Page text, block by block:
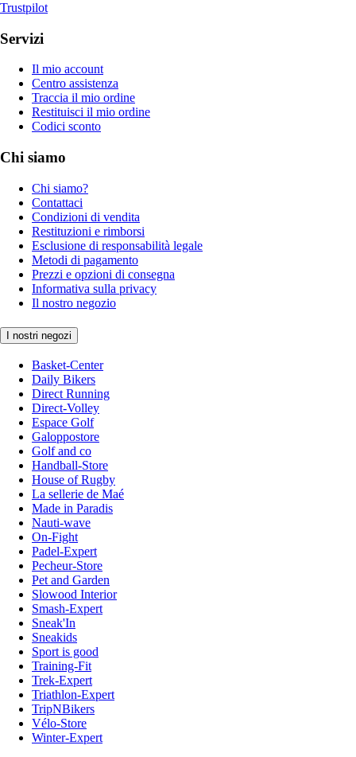
Trustpilot
Servizi
Il mio account
Centro assistenza
Traccia il mio ordine
Restituisci il mio ordine
Codici sconto
Chi siamo
Chi siamo?
Contattaci
Condizioni di vendita
Restituzioni e rimborsi
Esclusione di responsabilità legale
Metodi di pagamento
Prezzi e opzioni di consegna
Informativa sulla privacy
Il nostro negozio
I nostri negozi
Basket-Center
Daily Bikers
Direct Running
Direct-Volley
Espace Golf
Galoppostore
Golf and co
Handball-Store
House of Rugby
La sellerie de Maé
Made in Paradis
Nauti-wave
On-Fight
Padel-Expert
Pecheur-Store
Pet and Garden
Slowood Interior
Smash-Expert
Sneak'In
Sneakids
Sport is good
Training-Fit
Trek-Expert
Triathlon-Expert
TripNBikers
Vélo-Store
Winter-Expert